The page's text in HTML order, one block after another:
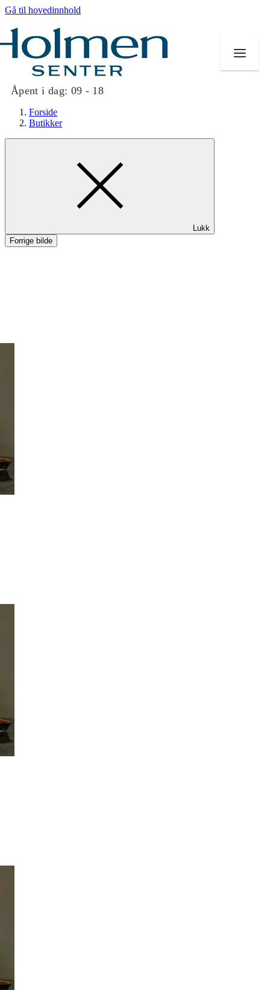
Gå til hovedinnhold
Åpent i dag: 09 - 18
Mat og drikke
Aktiviteter
Forside
Butikker
Lukk
Forrige bilde